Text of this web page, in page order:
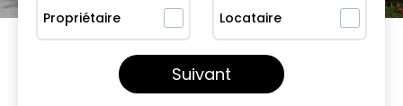
Propriétaire Locataire
Suivant